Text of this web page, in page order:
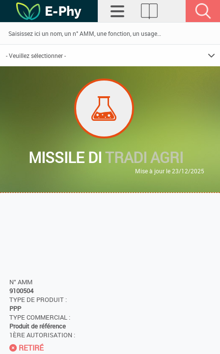
MISSILE DITRADI AGRI
Mise à jour le 23/12/2025
N° AMM
9100504
TYPE DE PRODUIT :
PPP
TYPE COMMERCIAL :
Produit de référence
1ÈRE AUTORISATION :
RETIRÉ